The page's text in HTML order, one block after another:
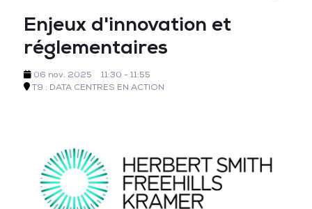
Enjeux d'innovation et
réglementaires
06 nov. 2025
11:30 - 11:55
T9 : DATA CENTRES EN ACTION